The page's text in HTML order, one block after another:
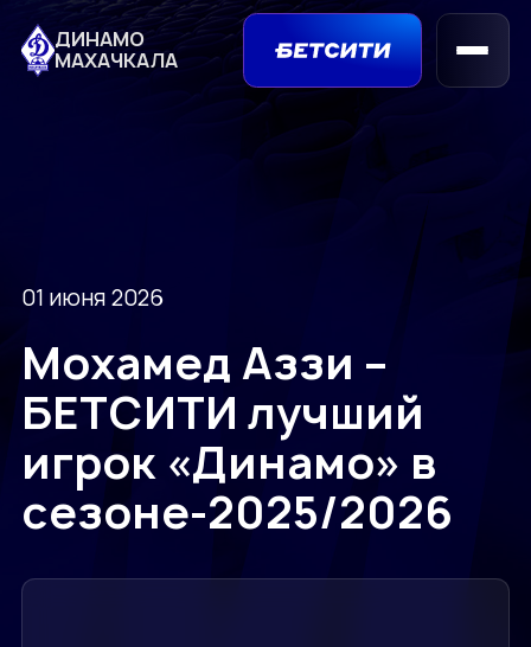
ДИНАМО
МАХАЧКАЛА
01 июня 2026
Мохамед Аззи –
БЕТСИТИ лучший
игрок «Динамо» в
сезоне-2025/2026